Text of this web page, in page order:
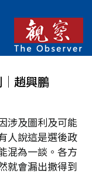
│趙興鵬
涉及圖利及可能
人說這是選後政
混為一談。各方
就會漏出撒得到